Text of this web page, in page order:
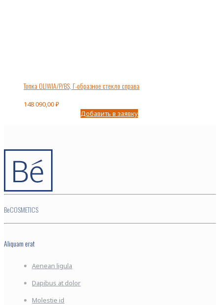
Топка OLIWIA/P/BS, Г-образное стекло справа
148 090,00₽
Добавить в заявку
BeCOSMETICS
Aliquam erat
Aenean ligula
Dapibus at dolor
Molestie id